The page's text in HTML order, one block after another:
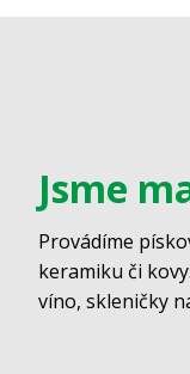
Jsme
Provádíme
keramiku či
víno, skleničky